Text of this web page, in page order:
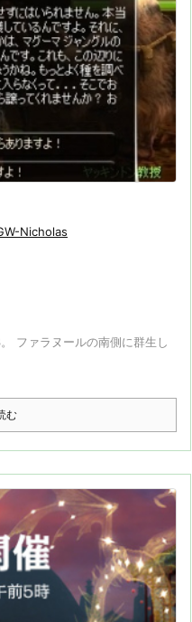
Nicholas
ファラヌールの南側に群生し
む